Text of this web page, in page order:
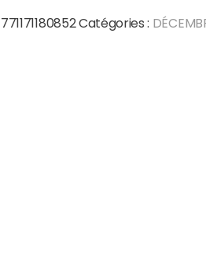
771171180852Catégories :